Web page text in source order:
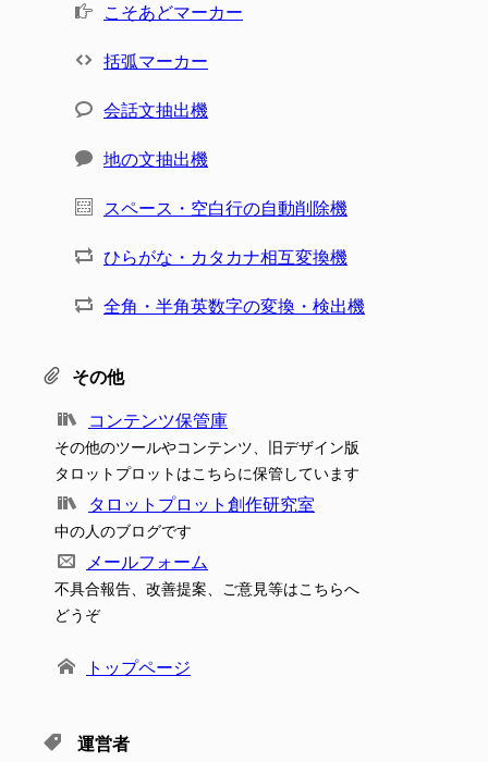
こそあどマーカー
括弧マーカー
会話文抽出機
地の文抽出機
スペース・空白行の自動削除機
ひらがな・カタカナ相互変換機
全角・半角英数字の変換・検出機
その他
コンテンツ保管庫
その他のツールやコンテンツ、旧デザイン版
タロットプロットはこちらに保管しています
タロットプロット創作研究室
中の人のブログです
メールフォーム
不具合報告、改善提案、ご意見等はこちらへ
どうぞ
トップページ
運営者